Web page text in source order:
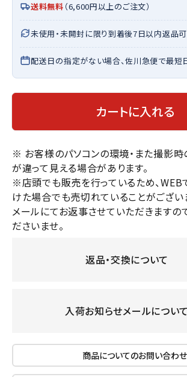
送料無料 （6,600円以上のご注文）
未使用・未開封に限り到着後7日以内返品可
配送日の指定がない場合、佐川急便で最短
カートに入れる
※ お客様のパソコンの環境・また撮影
が違って見える場合があります。
※店頭でも販売を行っているため、WEB
けた場合でも売切れていることがござい
メールにてお返事させていただきますの
ださいませ。
返品・交換について
入荷お知らせメールについて
商品についてのお問い合わせ